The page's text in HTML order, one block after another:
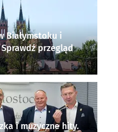
Białymstoku i
przegląd
i muzyczne hity.